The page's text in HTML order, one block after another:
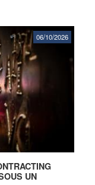
UN
06/10/2026